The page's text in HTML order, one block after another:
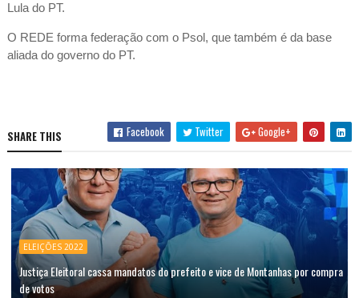
Lula do PT.
O REDE forma federação com o Psol, que também é da base
aliada do governo do PT.
SHARE THIS Facebook Twitter Google+
ELEIÇÕES 2022
Justiça Eleitoral cassa mandatos do prefeito e vice de Montanhas por compra
de votos